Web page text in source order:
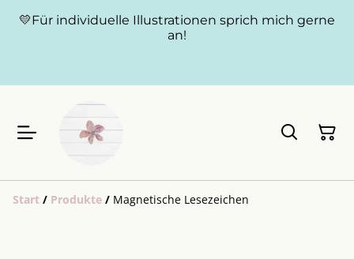
💛Für individuelle Illustrationen sprich mich gerne
an!
Start / Produkte / Magnetische Lesezeichen